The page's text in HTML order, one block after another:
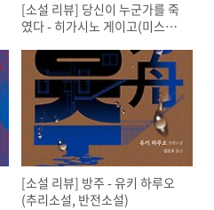
[소설 리뷰] 당신이 누군가를 죽
였다 - 히가시노 게이고(미스터
[소설 리뷰] 방주 - 유키 하루오
(추리소설, 반전소설)